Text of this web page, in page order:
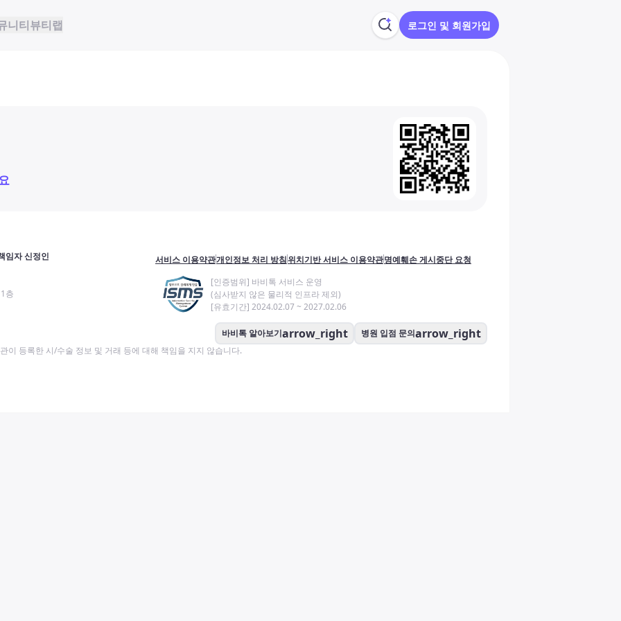
니티뷰티랩 로그인 및 회원가입
임자 신정인
층
서비스 이용약관개인정보 처리 방침위치기반 서비스 이용약관명예훼손 게시중단 요청
[인증범위] 바비톡 서비스 운영
(심사받지 않은 물리적 인프라 제외)
[유효기간] 2024.02.07 ~ 2027.02.06
바비톡 알아보기arrow_right 병원 입점 문의arrow_right
이 등록한 시/수술 정보 및 거래 등에 대해 책임을 지지 않습니다.